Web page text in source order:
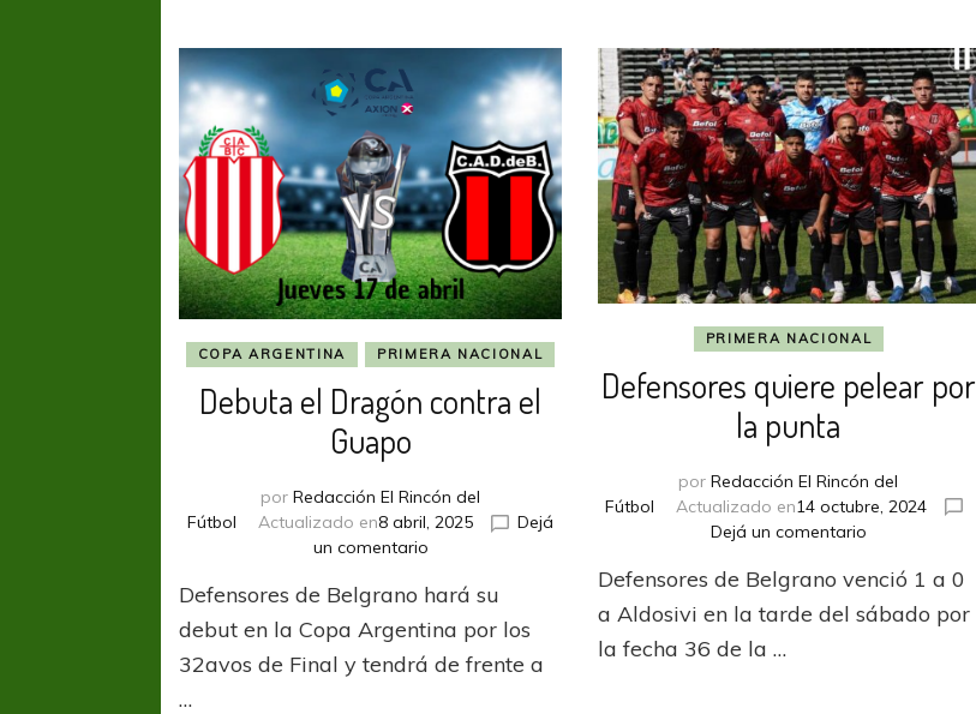
COPA ARGENTINA PRIMERA NACIONAL
Debuta el Dragón contra el
Guapo
porRedacción El Rincón del
Fútbol
Actualizado en8 abril, 2025
Dejá
un comentarioen
el
Dragón
contra
el
Defensores de Belgrano hará su
debut en la Copa Argentina por los
32avos de Final y tendrá de frente a
…
PRIMERA NACIONAL
Defensores quiere pelear por
la punta
porRedacción El Rincón del
Fútbol
Actualizado en14 octubre, 2024
Dejá un comentarioen
quiere
pelear
Defensores de Belgrano venció 1 a 0
a Aldosivi en la tarde del sábado por
la fecha 36 de la …